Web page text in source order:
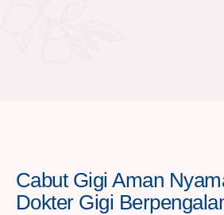
Cabut Gigi Aman
Dokter Gigi